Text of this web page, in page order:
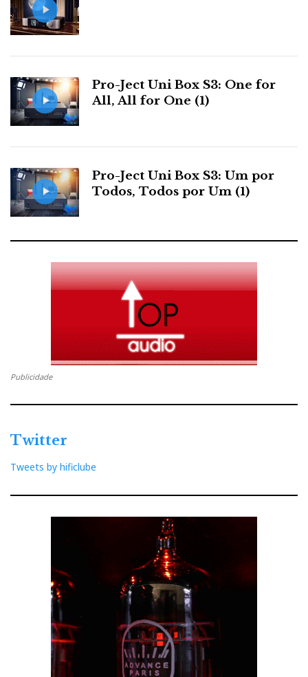
Pro-Ject Uni Box S3: One for
All, All for One (1)
Pro-Ject Uni Box S3: Um por
Todos, Todos por Um (1)
Publicidade
Twitter
Tweets by hificlube